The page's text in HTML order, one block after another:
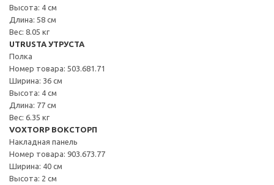
Высота: 4 см
Длина: 58 см
Вес: 8.05 кг
UTRUSTA УТРУСТА
Полка
Номер товара: 503.681.71
Ширина: 36 см
Высота: 4 см
Длина: 77 см
Вес: 6.35 кг
VOXTORP ВОКСТОРП
Накладная панель
Номер товара: 903.673.77
Ширина: 40 см
Высота: 2 см